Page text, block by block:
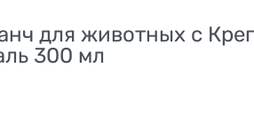
для животных с
300 мл